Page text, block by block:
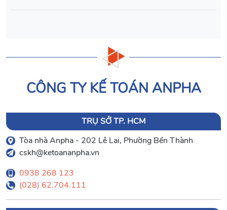
CÔNG TY KẾ TOÁN ANPHA
TRỤ SỞ TP. HCM
Tòa nhà Anpha - 202 Lê Lai, Phường Bến Thành
cskh@ketoananpha.vn
0938 268 123
(028) 62.704.111